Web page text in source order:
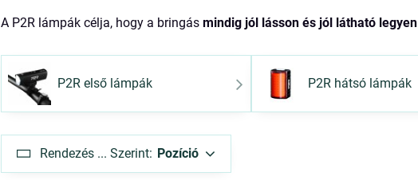
A P2R lámpák célja, hogy a bringásmindig jól lásson és jól látható legyen
P2R első lámpák P2R hátsó lámpák
Rendezés ... Szerint: Pozíció